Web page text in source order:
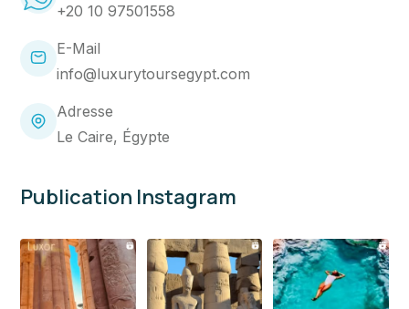
+20 10 97501558
E-Mail
info@luxurytoursegypt.com
Adresse
Le Caire, Égypte
Publication Instagram